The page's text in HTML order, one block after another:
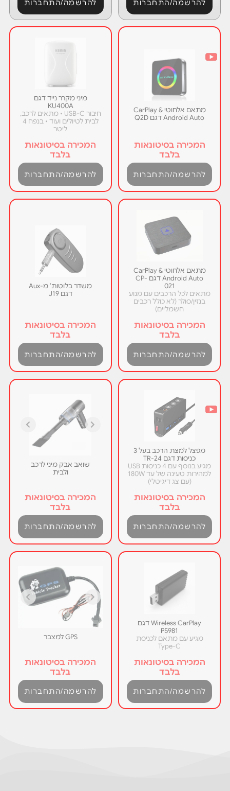
מתאם אלחוטי CarPlay &
Android Auto דגם Q2D
המכירה בסיטונאות
בלבד
להרשמה/התחברות
מיני מקרר נייד דגם
KU400A
חיבור USB-C • מתאים לרכב,
לבית לטיולים ועוד • בנפח 4
ליטר
המכירה בסיטונאות
בלבד
להרשמה/התחברות
מתאם אלחוטי CarPlay &
Android Auto דגם CP-
021
מתאים לכל הרכבים עם מנוע
בנזין/סולר (לא כולל רכבים
חשמליים)
המכירה בסיטונאות
בלבד
להרשמה/התחברות
משדר בלוטות’ מ-Aux
דגם J19
המכירה בסיטונאות
בלבד
להרשמה/התחברות
מפצל למצת הרכב בעל 3
כניסות דגם TR-24
מגיע בנוסף עם 4 כניסות USB
למהירות טעינה של עד 180W
(עם צג דיגיטלי)
המכירה בסיטונאות
בלבד
להרשמה/התחברות
שואב אבק מיני לרכב
ולבית
המכירה בסיטונאות
בלבד
להרשמה/התחברות
Wireless CarPlay דגם
P5981
מגיע עם מתאם לכניסת
Type-C
המכירה בסיטונאות
בלבד
להרשמה/התחברות
להרשמה/התחברות
GPS למצבר
המכירה בסיטונאות
בלבד
להרשמה/התחברות
להרשמה/התחברות